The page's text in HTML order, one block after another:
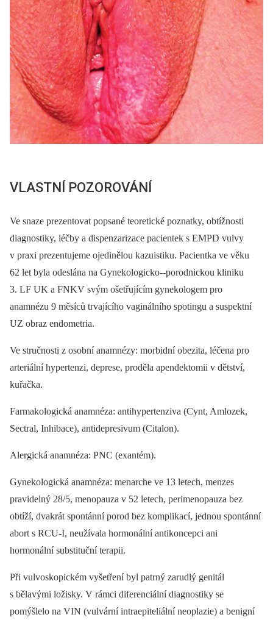
VLASTNÍ POZOROVÁNÍ
Ve snaze prezentovat popsané teoretické poznatky, obtížnosti
diagnostiky, léčby a dispenzarizace pacientek s EMPD vulvy
v praxi prezentujeme ojedinělou kazuistiku. Pacientka ve věku
62 let byla odeslána na Gynekologicko--porodnickou kliniku
3. LF UK a FNKV svým ošetřujícím gynekologem pro
anamnézu 9 měsíců trvajícího vaginálního spotingu a suspektní
UZ obraz endometria.
Ve stručnosti z osobní anamnézy: morbidní obezita, léčena pro
arteriální hypertenzi, deprese, proděla apendektomii v dětství,
kuřačka.
Farmakologická anamnéza: antihypertenziva (Cynt, Amlozek,
Sectral, Inhibace), antidepresivum (Citalon).
Alergická anamnéza: PNC (exantém).
Gynekologická anamnéza: menarche ve 13 letech, menzes
pravidelný 28/5, menopauza v 52 letech, perimenopauza bez
obtíží, dvakrát spontánní porod bez komplikací, jednou spontánní
abort s RCU-I, neužívala hormonální antikoncepci ani
hormonální substituční terapii.
Při vulvoskopickém vyšetření byl patrný zarudlý genitál
s bělavými ložisky. V rámci diferenciální diagnostiky se
pomýšlelo na VIN (vulvární intraepiteliální neoplazie) a benigní